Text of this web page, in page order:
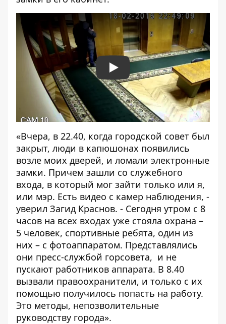
Play
«Вчера, в 22.40, когда городской совет был
закрыт, люди в капюшонах появились
возле моих дверей, и ломали электронные
замки. Причем зашли со служебного
входа, в который мог зайти только или я,
или мэр. Есть видео с камер наблюдения, -
уверил Загид Краснов. - Сегодня утром с 8
часов на всех входах уже стояла охрана –
5 человек, спортивные ребята, один из
них – с фотоаппаратом. Представлялись
они пресс-службой горсовета, и не
пускают работников аппарата. В 8.40
вызвали правоохранители, и только с их
помощью получилось попасть на работу.
Это методы, непозволительные
руководству города».